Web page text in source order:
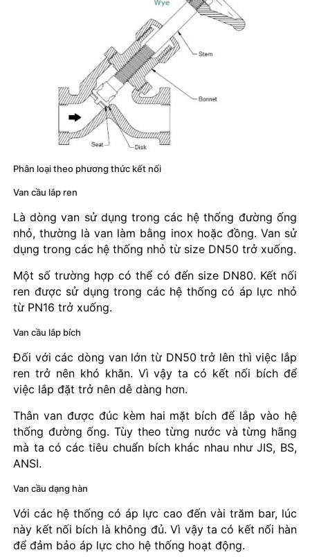
Phân loại theo phương thức kết nối
Van cầu lắp ren
Là dòng van sử dụng trong các hệ thống đường ống
nhỏ, thường là van làm bằng inox hoặc đồng. Van sử
dụng trong các hệ thống nhỏ từ size DN50 trở xuống.
Một số trường hợp có thể có đến size DN80. Kết nối
ren được sử dụng trong các hệ thống có áp lực nhỏ
từ PN16 trở xuống.
Van cầu lắp bích
Đối với các dòng van lớn từ DN50 trở lên thì việc lắp
ren trở nên khó khăn. Vì vậy ta có kết nối bích để
việc lắp đặt trở nên dễ dàng hơn.
Thân van được đúc kèm hai mặt bích để lắp vào hệ
thống đường ống. Tùy theo từng nước và từng hãng
mà ta có các tiêu chuẩn bích khác nhau như JIS, BS,
ANSI.
Van cầu dạng hàn
Với các hệ thống có áp lực cao đến vài trăm bar, lúc
này kết nối bích là không đủ. Vì vậy ta có kết nối hàn
để đảm bảo áp lực cho hệ thống hoạt động.